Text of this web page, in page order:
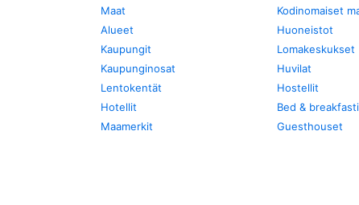
Maat
Alueet
Kaupungit
Kaupunginosat
Lentokentät
Hotellit
Maamerkit
Kodinomaiset
Huoneistot
Lomakeskukset
Huvilat
Hostellit
Bed &
Guesthouset